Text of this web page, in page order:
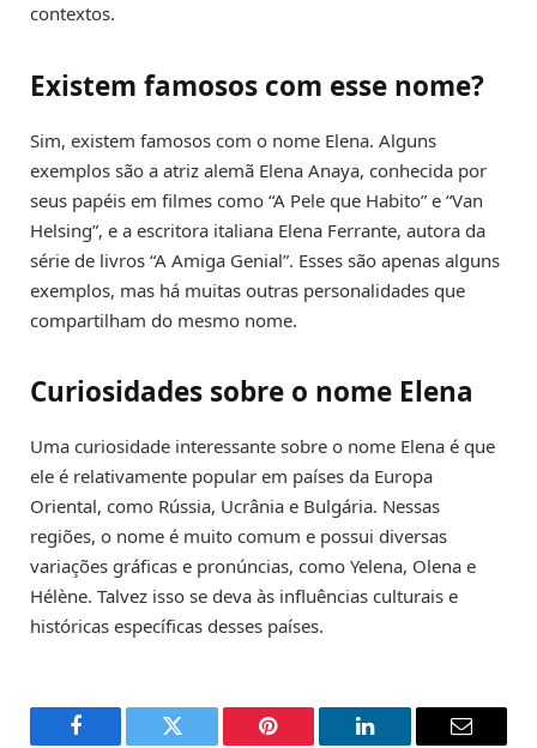
contextos.
Existem famosos com esse nome?
Sim, existem famosos com o nome Elena. Alguns
exemplos são a atriz alemã Elena Anaya, conhecida por
seus papéis em filmes como “A Pele que Habito” e “Van
Helsing”, e a escritora italiana Elena Ferrante, autora da
série de livros “A Amiga Genial”. Esses são apenas alguns
exemplos, mas há muitas outras personalidades que
compartilham do mesmo nome.
Curiosidades sobre o nome Elena
Uma curiosidade interessante sobre o nome Elena é que
ele é relativamente popular em países da Europa
Oriental, como Rússia, Ucrânia e Bulgária. Nessas
regiões, o nome é muito comum e possui diversas
variações gráficas e pronúncias, como Yelena, Olena e
Hélène. Talvez isso se deva às influências culturais e
históricas específicas desses países.
Facebook Twitter Pinterest LinkedIn Email